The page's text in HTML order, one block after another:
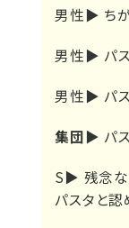
男性▶ ち
男性▶ パ
男性▶ パ
集団▶ パ
S▶ 残念
パスタと認